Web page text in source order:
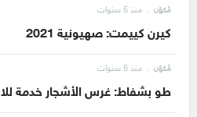
مُكوّن منذ 5 سنوات
كيرن كييمت: صهيونية 2021
مُكوّن منذ 5 سنوات
طو بشفاط: غرس الأشجار خدمة